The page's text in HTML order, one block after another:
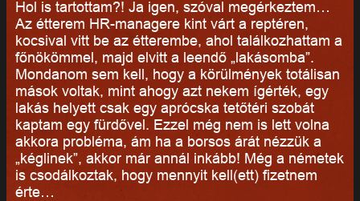
Hol is tartottam?! Ja igen, szóval megérkeztem…
Az étterem HR-managere kint várt a reptéren,
kocsival vitt be az étterembe, ahol találkozhattam a
főnökömmel, majd elvitt a leendő „lakásomba”.
Mondanom sem kell, hogy a körülmények totálisan
mások voltak, mint ahogy azt nekem ígérték, egy
lakás helyett csak egy aprócska tetőtéri szobát
kaptam egy fürdővel. Ezzel még nem is lett volna
akkora probléma, ám ha a borsos árát nézzük a
„kéglinek”, akkor már annál inkább! Még a németek
is csodálkoztak, hogy mennyit kell(ett) fizetnem
érte…